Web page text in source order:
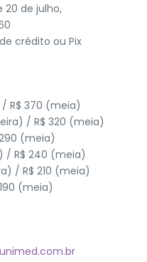
20 de julho,
crédito ou Pix
R$ 370 (meia)
/ R$ 320 (meia)
(meia)
/ R$ 240 (meia)
/ R$ 210 (meia)
(meia)